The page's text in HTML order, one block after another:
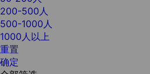
200-500人
500-1000人
1000人以上
重置
确定